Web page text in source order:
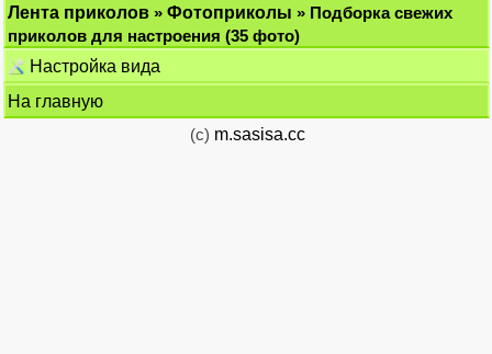
Лента приколов » Фотоприколы » Подборка свежих
приколов для настроения (35 фото)
Настройка вида
На главную
(c) m.sasisa.cc